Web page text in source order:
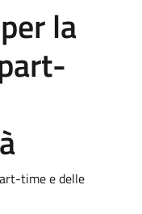
la
time e delle